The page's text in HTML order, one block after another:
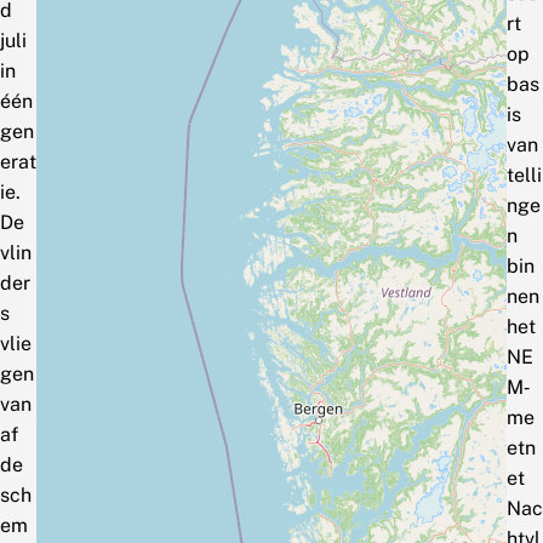
d
juli
in
één
gen
erat
ie.
De
vlin
der
s
vlie
gen
van
af
de
sch
em
rt
op
bas
is
van
telli
nge
n
bin
nen
het
NE
M‑
me
etn
et
Nac